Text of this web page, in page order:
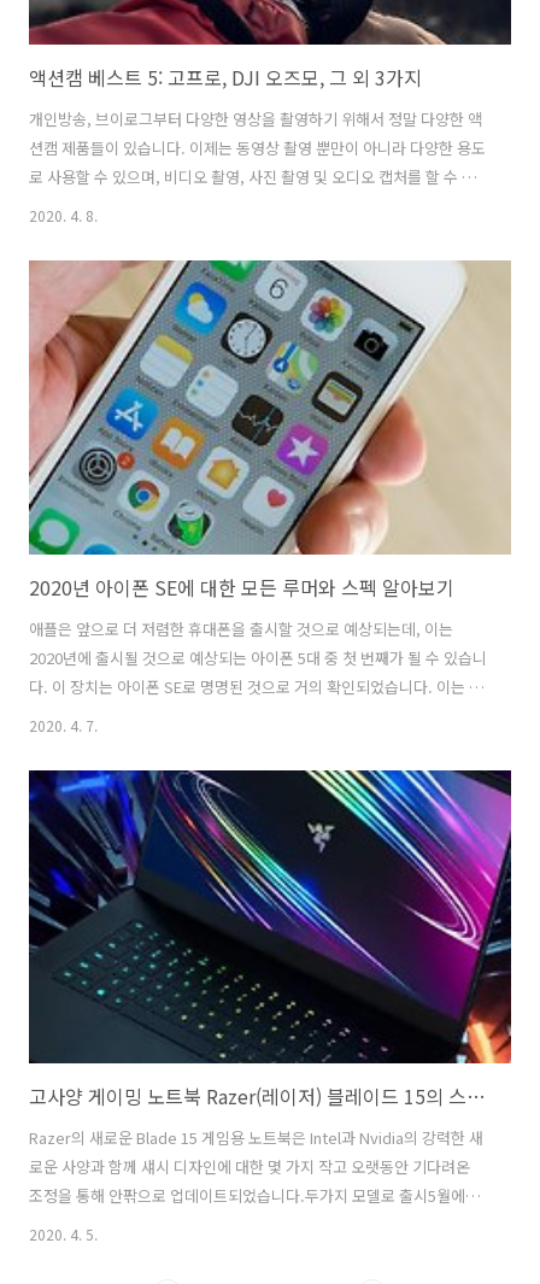
액션캠 베스트 5: 고프로, DJI 오즈모, 그 외 3가지
개인방송, 브이로그부터 다양한 영상을 촬영하기 위해서 정말 다양한 액
션캠 제품들이 있습니다. 이제는 동영상 촬영 뿐만이 아니라 다양한 용도
로 사용할 수 있으며, 비디오 촬영, 사진 촬영 및 오디오 캡처를 할 수 있
습니다. 수많은 카메라, 캠을 생산하는 브랜드들이 각자 자신만의 전략으
션캠 5개와 어떤 사람들에게 추천할 수 있을만한지에 대해 생각해봤습니
다. 예를 들어 배터리 수명, 비디오 품질 및 내구성에 대한 요구에 가장 적
합한 액션 카메라로 어떤 것이 있는지 확인합니다. GoPro Hero 7입문
자부터 프로까지 대부분의 사람들은 아마 고프로 히어로 7모델을 선호할
것 입니다. 7의 다음 모델인 고프로 히어로8은 모든 최신 기능과 최고..
2020. 4. 8.
2020년 아이폰 SE에 대한 모든 루머와 스펙 알아보기
애플은 앞으로 더 저렴한 휴대폰을 출시할 것으로 예상되는데, 이는
2020년에 출시될 것으로 예상되는 아이폰 5대 중 첫 번째가 될 수 있습니
다. 이 장치는 아이폰 SE로 명명된 것으로 거의 확인되었습니다. 이는 전
바이러스 대유행 중이기 때문에, 정확한 출시 날짜와 예상했던 4월 22일
선적 날짜가 바뀔 수 있습니다. 광범위한 스마트폰과 가전업계와 함께 애
플은 이미 미국과 중국의 분기별 매출 지침과 점포 폐쇄를 강요한 코로나
바이러스로 인한 광범위한 공급망 붕괴와 씨름하고 있습니다. 하지만 애
플이 봄에 곧 출시될 때까지, 여러분에게 아이폰 SE에 대해 무엇을 기대
해야 할..
2020. 4. 7.
고사양 게이밍 노트북 Razer(레이저) 블레이드 15의 스펙은?
Razer의 새로운 Blade 15 게임용 노트북은 Intel과 Nvidia의 강력한 새
로운 사양과 함께 섀시 디자인에 대한 몇 가지 작고 오랫동안 기다려온
조정을 통해 안팎으로 업데이트되었습니다.두가지 모델로 출시5월에는
1,600달러의 기본 모델과 업그레이드된 "고급" 모델이라는 두 가지 모델
2020. 4. 5.